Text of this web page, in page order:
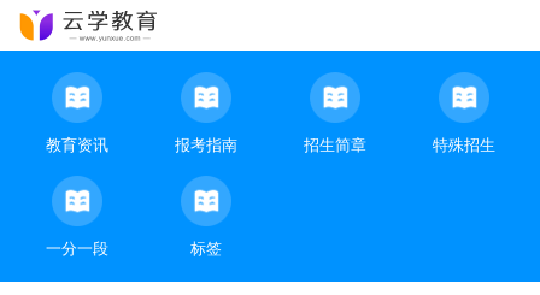
教育资讯 报考指南 招生简章 特殊招生
一分一段 标签